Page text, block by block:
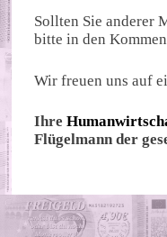
Sollten Sie anderer
bitte in den
Wir freuen uns auf
Ihre
Flügelmann der